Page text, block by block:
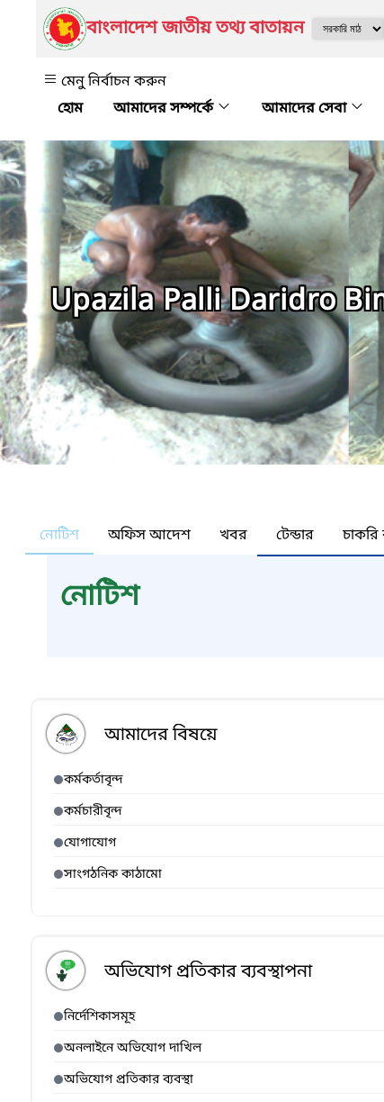
বাংলাদেশ জাতীয় তথ্য বাতায়ন
মেনু নির্বাচন করুন
আমাদের সম্পর্কে
আমাদের সেবা
Upazila Palli Daridro
নোটিশ অফিস আদেশ খবর টেন্ডার চাকরি
নোটিশ
আমাদের বিষয়ে
কর্মকর্তাবৃন্দ
কর্মচারীবৃন্দ
যোগাযোগ
সাংগঠনিক কাঠামো
অভিযোগ প্রতিকার ব্যবস্থাপনা
নির্দেশিকাসমূহ
অনলাইনে অভিযোগ দাখিল
অভিযোগ প্রতিকার ব্যবস্থা